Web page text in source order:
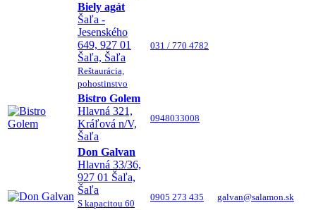
Biely agát
Šaľa -
Jesenského
649, 927 01
Šaľa, Šaľa
Reštaurácia,
pohostinstvo
031 / 770 4782
Bistro Golem
Hlavná 321,
Kráľová n/V,
Šaľa
0948033008
Don Galvan
Hlavná 33/36,
927 01 Šaľa,
Šaľa
S kapacitou 60
0905 273 435 galvan@salamon.sk